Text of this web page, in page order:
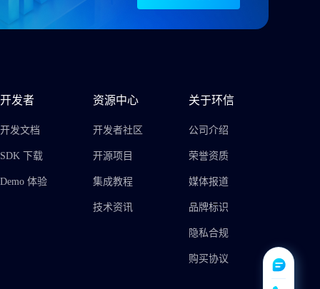
开发者
开发文档
SDK 下载
Demo 体验
资源中心
开发者社区
开源项目
集成教程
技术资讯
关于环信
公司介绍
荣誉资质
媒体报道
品牌标识
隐私合规
购买协议